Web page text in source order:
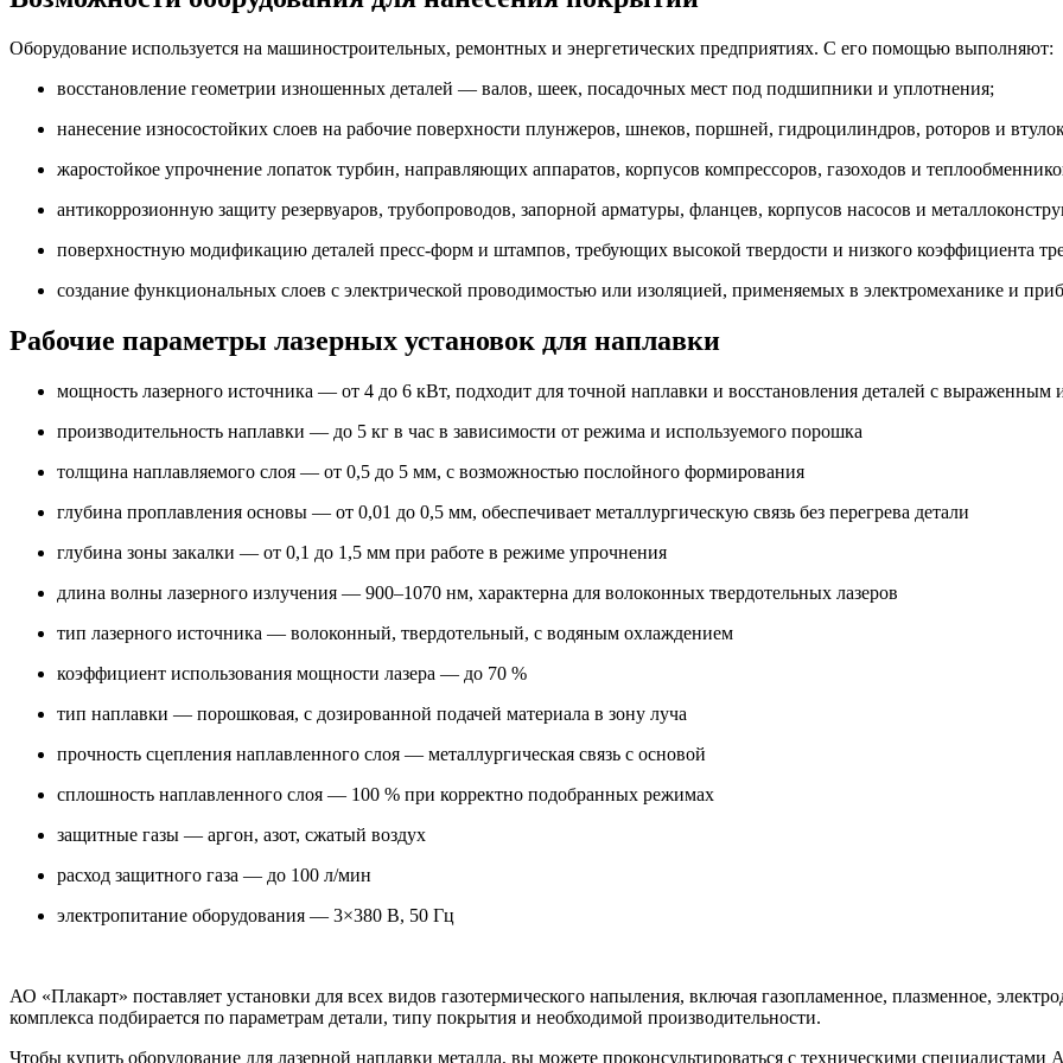
Оборудование используется на машиностроительных, ремонтных и энергетических предприятиях. С его помощью выполняют:
восстановление геометрии изношенных деталей — валов, шеек, посадочных мест под подшипники и уплотнения;
нанесение износостойких слоев на рабочие поверхности плунжеров, шнеков, поршней, гидроцилиндров, роторов и
жаростойкое упрочнение лопаток турбин, направляющих аппаратов, корпусов компрессоров, газоходов и
антикоррозионную защиту резервуаров, трубопроводов, запорной арматуры, фланцев, корпусов насосов и
поверхностную модификацию деталей пресс-форм и штампов, требующих высокой твердости и низкого коэффициента
создание функциональных слоев с электрической проводимостью или изоляцией, применяемых в электромеханике и
Рабочие параметры лазерных установок для наплавки
мощность лазерного источника — от 4 до 6 кВт, подходит для точной наплавки и восстановления деталей с выраженным
производительность наплавки — до 5 кг в час в зависимости от режима и используемого порошка
толщина наплавляемого слоя — от 0,5 до 5 мм, с возможностью послойного формирования
глубина проплавления основы — от 0,01 до 0,5 мм, обеспечивает металлургическую связь без перегрева детали
глубина зоны закалки — от 0,1 до 1,5 мм при работе в режиме упрочнения
длина волны лазерного излучения — 900–1070 нм, характерна для волоконных твердотельных лазеров
тип лазерного источника — волоконный, твердотельный, с водяным охлаждением
коэффициент использования мощности лазера — до 70 %
тип наплавки — порошковая, с дозированной подачей материала в зону луча
прочность сцепления наплавленного слоя — металлургическая связь с основой
сплошность наплавленного слоя — 100 % при корректно подобранных режимах
защитные газы — аргон, азот, сжатый воздух
расход защитного газа — до 100 л/мин
электропитание оборудования — 3×380 В, 50 Гц
АО «Плакарт» поставляет установки для всех видов газотермического напыления, включая газопламенное, плазменное,
комплекса подбирается по параметрам детали, типу покрытия и необходимой производительности.
Чтобы купить оборудование для лазерной наплавки металла, вы можете проконсультироваться с техническими специалистами